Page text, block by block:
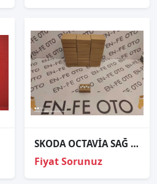
SKODA OCTAVİA SAĞ SOL FAR GÜNDÜZ KÖŞE LED BEYNİ MODÜLÜ SIFIR
Fiyat Sorunuz